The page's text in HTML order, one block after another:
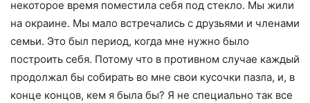
некоторое время поместила себя под стекло. Мы жили
на окраине. Мы мало встречались с друзьями и членами
семьи. Это был период, когда мне нужно было
построить себя. Потому что в противном случае каждый
продолжал бы собирать во мне свои кусочки пазла, и, в
конце концов, кем я была бы? Я не специально так все